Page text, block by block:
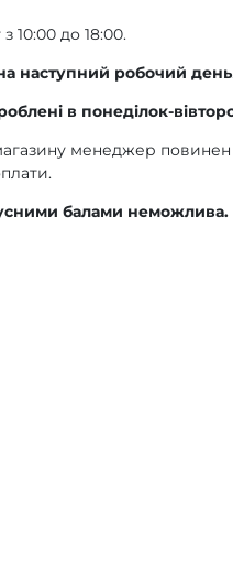
10:00 до 18:00.
наступний робочий день
в понеділок-
менеджер
балами неможлива.